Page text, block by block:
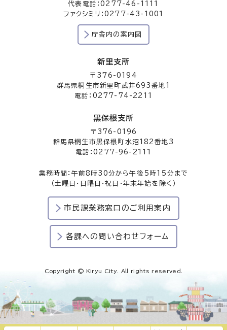
代表電話：0277-46-1111
ファクシミリ：0277-43-1001
庁舎内の案内図
新里支所
〒376-0194
群馬県桐生市新里町武井693番地1
電話：0277-74-2211
黒保根支所
〒376-0196
群馬県桐生市黒保根町水沼182番地3
電話：0277-96-2111
業務時間：午前8時30分から午後5時15分まで
（土曜日・日曜日・祝日・年末年始を除く）
市民課業務窓口のご利用案内
各課への問い合わせフォーム
Copyright © Kiryu City. All rights reserved.